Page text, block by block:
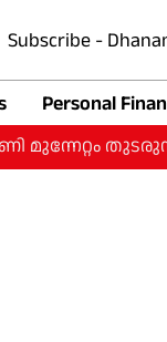
Subscribe -
Personal
തുടരുന്നു,